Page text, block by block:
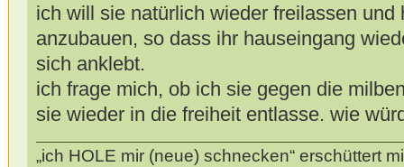
ich will sie natürlich wieder freilassen und
anzubauen, so dass ihr hauseingang
sich anklebt.
ich frage mich, ob ich sie gegen die
sie wieder in die freiheit entlasse. wie
„ich HOLE mir (neue) schnecken“ erschüttert